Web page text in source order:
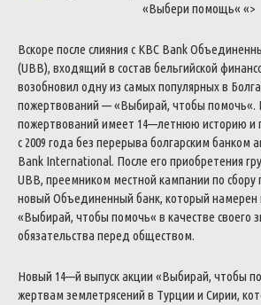
«Выбери помощь« «>
Вскоре после слияния с KBC Bank
(UBB), входящий в состав бельгийской
возобновил однуиз самыхпопулярныхв
пожертвований —«Выбирай, чтобы помочь«.
пожертвований имеет 14—летнюю историю и
с 2009 года без перерыва болгарским банком
Bank International. После его приобретения
UBB, преемником местной кампании по сбору
новый Объединенный банк, который намерен
«Выбирай, чтобы помочь« в качестве своего
обязательства перед обществом.
Новый 14—й выпускакции «Выбирай, чтобы
жертвам землетрясений в Турции и Сирии,